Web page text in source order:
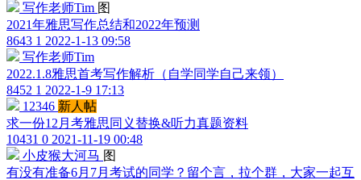
写作老师Tim 图
2021年雅思写作总结和2022年预测
8643 1 2022-1-13 09:58
写作老师Tim
2022.1.8雅思首考写作解析（自学同学自己来领）
8452 1 2022-1-9 17:13
12346 新人帖
求一份12月考雅思同义替换&听力真题资料
10431 0 2021-11-19 00:48
小皮猴大河马 图
有没有准备6月7月考试的同学？留个言，拉个群，大家一起互